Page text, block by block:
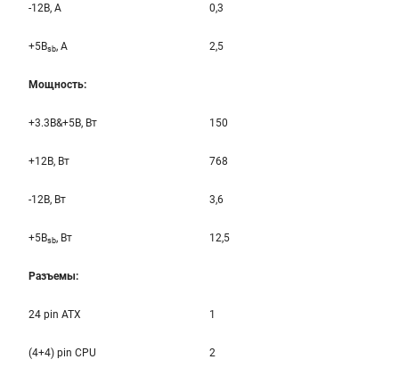
-12B, A 0,3
+5Bsb, A 2,5
Мощность:
+3.3B&+5B, Вт 150
+12B, Вт 768
-12B, Вт 3,6
+5Bsb, Вт 12,5
Разъемы:
24 pin ATX 1
(4+4) pin CPU 2